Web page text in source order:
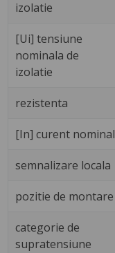
izolatie
[Ui] tensiune
nominala de
izolatie
rezistenta
[In] curent nominal
semnalizare locala
pozitie de montare
categorie de
supratensiune